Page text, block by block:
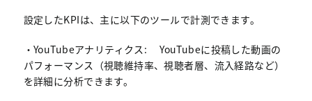
設定したKPIは、主に以下のツールで計測できます。
・YouTubeアナリティクス: YouTubeに投稿した動画の
パフォーマンス（視聴維持率、視聴者層、流入経路など）
を詳細に分析できます。